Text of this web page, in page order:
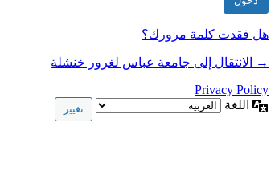
هل فقدت كلمة مرورك؟
→ الانتقال إلى جامعة عباس لغرور خنشلة
Privacy Policy
اللغة